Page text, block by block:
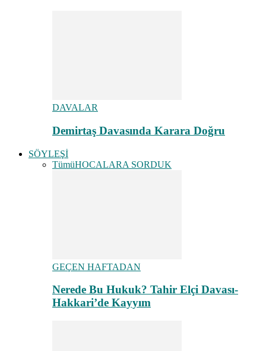
DAVALAR
Demirtaş Davasında Karara Doğru
SÖYLEŞİ
TümüHOCALARA SORDUK
GEÇEN HAFTADAN
Nerede Bu Hukuk? Tahir Elçi Davası-
Hakkari’de Kayyım